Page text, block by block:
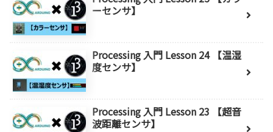
ーセンサ】
Processing 入門 Lesson 24 【温湿
度センサ】
Processing 入門 Lesson 23 【超音
波距離センサ】